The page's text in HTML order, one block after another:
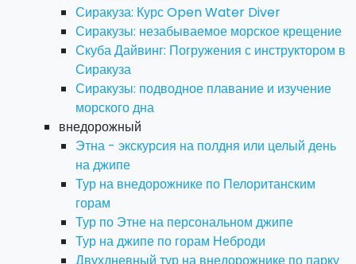
Сиракуза: Курс Open Water Diver
Сиракузы: незабываемое морское крещение
Скуба Дайвинг: Погружения с инструктором в
Сиракуза
Сиракузы: подводное плавание и изучение
морского дна
внедорожный
Этна - экскурсия на полдня или целый день
на джипе
Тур на внедорожнике по Пелоританским
горам
Тур по Этне на персональном джипе
Тур на джипе по горам Неброди